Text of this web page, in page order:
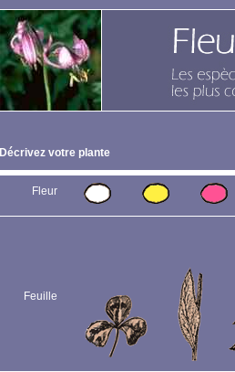
Décrivez votre plante
Fleur
Feuille